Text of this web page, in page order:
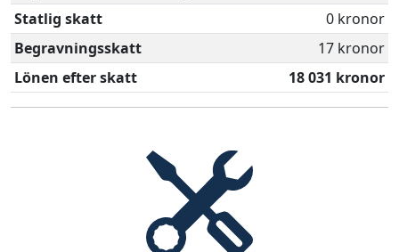
Statlig skatt
0 kronor
Begravningsskatt
17 kronor
Lönen efter skatt
18 031 kronor